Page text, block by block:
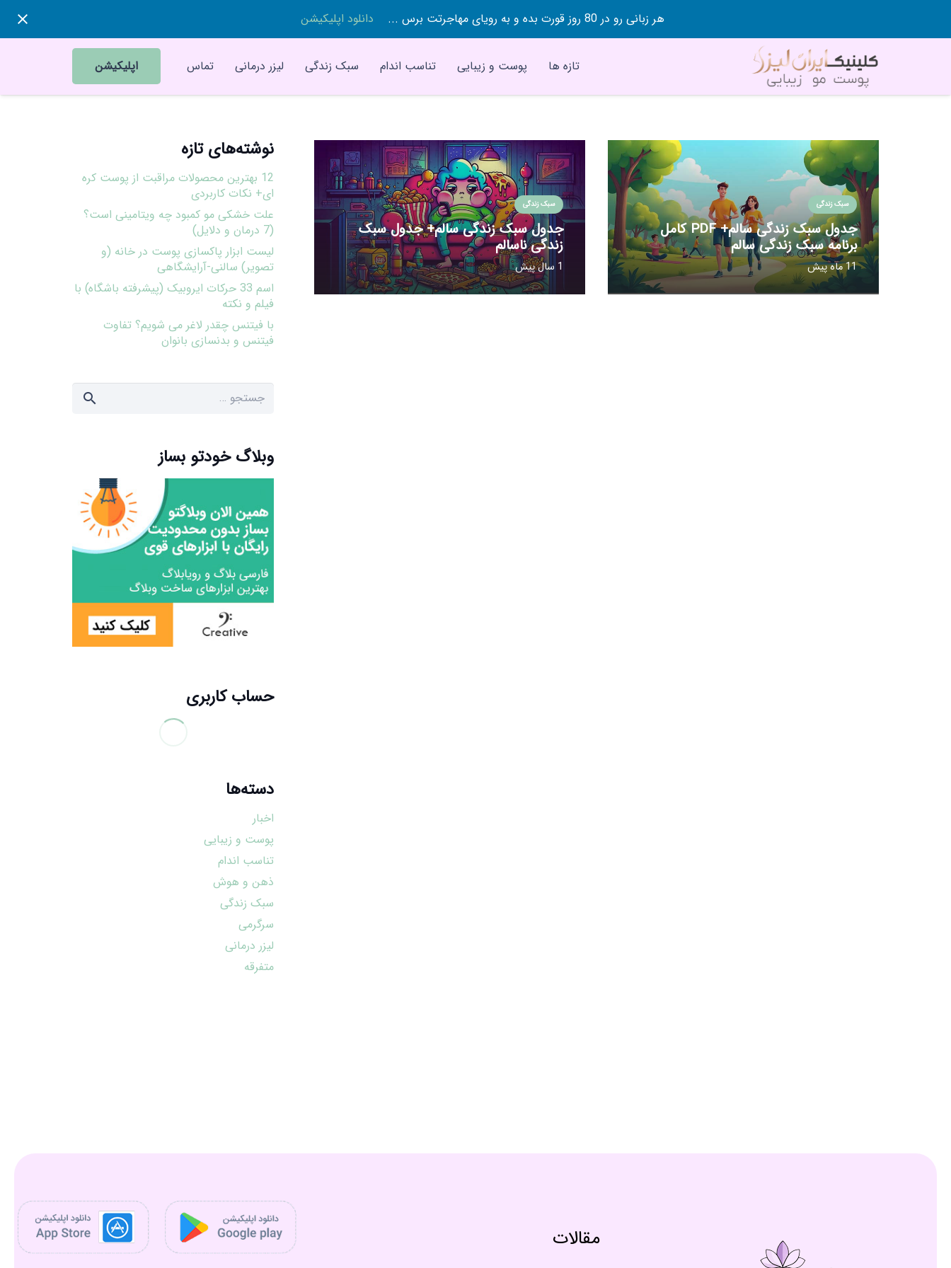
هر زبانی رو در 80 روز قورت بده و به رویای مهاجرتت برس ... دانلود اپلیکیشن
تازه ها پوست و زیبایی تناسب اندام سبک زندگی لیزر درمانی تماس اپلیکیشن
سبک زندگی
جدول سبک زندگی سالم+ PDF کامل
برنامه سبک زندگی سالم
11 ماه پیش
سبک زندگی
جدول سبک زندگی سالم+ جدول سبک
زندگی ناسالم
1 سال پیش
نوشته‌های تازه
12 بهترین محصولات مراقبت از پوست کره
ای+ نکات کاربردی
علت خشکی مو کمبود چه ویتامینی است؟
(7 درمان و دلایل)
لیست ابزار پاکسازی پوست در خانه (و
تصویر) سالنی-آرایشگاهی
اسم 33 حرکات ایروبیک (پیشرفته باشگاه) با
فیلم و نکته
با فیتنس چقدر لاغر می شویم؟ تفاوت
فیتنس و بدنسازی بانوان
جستجو
وبلاگ خودتو بساز
حساب کاربری
دسته‌ها
اخبار
پوست و زیبایی
تناسب اندام
ذهن و هوش
سبک زندگی
سرگرمی
لیزر درمانی
متفرقه
مقالات